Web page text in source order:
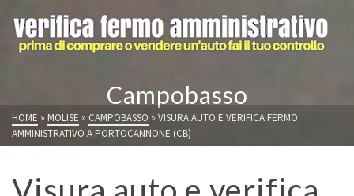
Campobasso
HOME » MOLISE » CAMPOBASSO » VISURA AUTO E VERIFICA FERMO
AMMINISTRATIVO A PORTOCANNONE (CB)